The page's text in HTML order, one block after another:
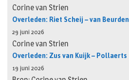
Corine van Strien
Overleden: Riet Scheij – van Beurden
29 juni 2026
Corine van Strien
Overleden: Zus van Kuijk – Pollaerts
19 juni 2026